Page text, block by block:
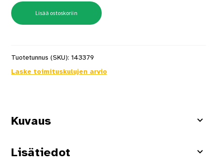
5m
määrä Lisää ostoskoriin
Tuotetunnus (SKU): 143379
Laske toimituskulujen arvio
Kuvaus
Lisätiedot